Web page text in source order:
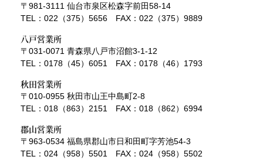
〒981-3111 仙台市泉区松森字前田58-14
TEL：022（375）5656 FAX：022（375）9889
八戸営業所
〒031-0071 青森県八戸市沼館3-1-12
TEL：0178（45）6051 FAX：0178（46）1793
秋田営業所
〒010-0955 秋田市山王中島町2-8
TEL：018（863）2151 FAX：018（862）6994
郡山営業所
〒963-0534 福島県郡山市日和田町字芳池54-3
TEL：024（958）5501 FAX：024（958）5502